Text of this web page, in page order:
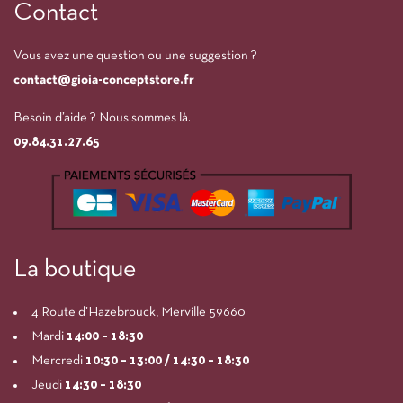
Contact
Vous avez une question ou une suggestion ?
contact@gioia-conceptstore.fr
Besoin d’aide ? Nous sommes là.
09.84.31.27.65
La boutique
4 Route d’Hazebrouck, Merville 59660
Mardi 14:00 – 18:30
Mercredi 10:30 – 13:00 / 14:30 – 18:30
Jeudi 14:30 – 18:30